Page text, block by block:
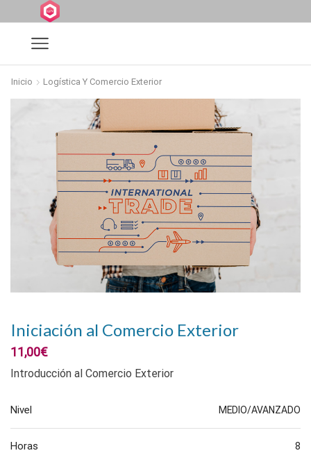
Inicio Logística Y Comercio Exterior
Iniciación al Comercio Exterior
11,00€
Introducción al Comercio Exterior
Nivel MEDIO/AVANZADO
Horas 8